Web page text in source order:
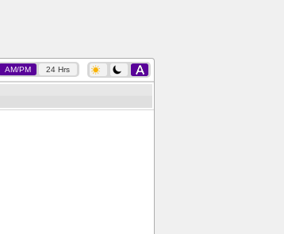
AM/PM 24 Hrs